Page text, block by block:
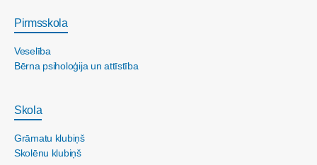
Pirmsskola
Veselība
Bērna psiholoģija un attīstība
Skola
Grāmatu klubiņš
Skolēnu klubiņš